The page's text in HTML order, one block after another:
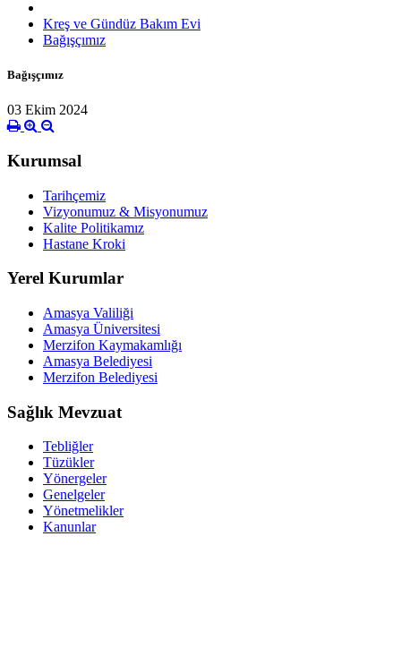
Kreş ve Gündüz Bakım Evi
Bağışçımız
Bağışçımız
03 Ekim 2024
Kurumsal
Tarihçemiz
Vizyonumuz & Misyonumuz
Kalite Politikamız
Hastane Kroki
Yerel Kurumlar
Amasya Valiliği
Amasya Üniversitesi
Merzifon Kaymakamlığı
Amasya Belediyesi
Merzifon Belediyesi
Sağlık Mevzuat
Tebliğler
Tüzükler
Yönergeler
Genelgeler
Yönetmelikler
Kanunlar